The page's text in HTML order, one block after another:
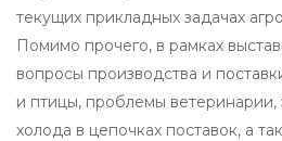
текущих прикладных задачах
Помимо прочего, в рамках
вопросы производства и
и птицы, проблемы ветеринарии,
холода в цепочках поставок, а